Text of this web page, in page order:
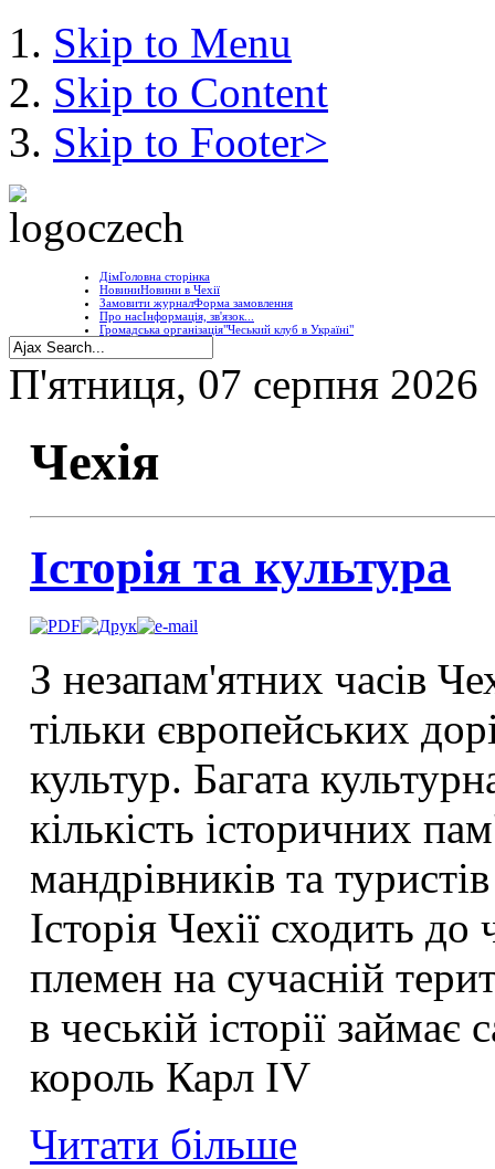
Skip to Menu
Skip to Content
Skip to Footer>
ДімГоловна сторінка
НовиниНовини в Чехії
Замовити журналФорма замовлення
Про насІнформація, зв'язок...
Громадська організація"Чеський клуб в Україні"
П'ятниця, 07 серпня 2026
Чехія
Історія та культура
З незапам'ятних часів
тільки європейських
культур. Багата
кількість історичних
мандрівників та
Історія Чехії сходить
племен на сучасній
в чеській історії
король Карл IV
Читати більше